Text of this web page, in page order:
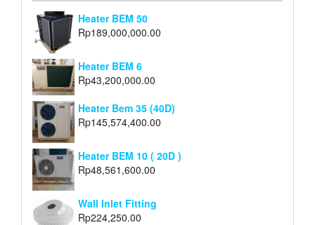
Heater BEM 50
Rp189,000,000.00
Heater BEM 6
Rp43,200,000.00
Heater Bem 35 (40D)
Rp145,574,400.00
Heater BEM 10 ( 20D )
Rp48,561,600.00
Wall Inlet Fitting
Rp224,250.00